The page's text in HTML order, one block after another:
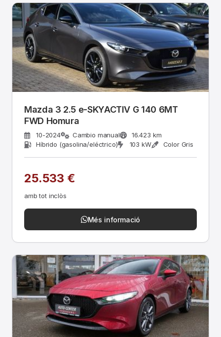
Mazda 3 2.5 e-SKYACTIV G 140 6MT
FWD Homura
10-2024 Cambio manual
16.423 km
Híbrido (gasolina/eléctrico)
103 kW Color Gris
25.533 €
amb tot inclòs
Més informació